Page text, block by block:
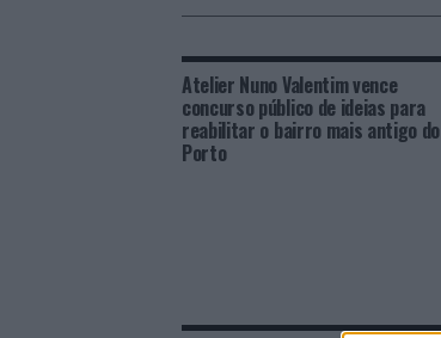
Atelier Nuno Valentim vence
concurso público de ideias para
reabilitar o bairro mais antigo do
Porto